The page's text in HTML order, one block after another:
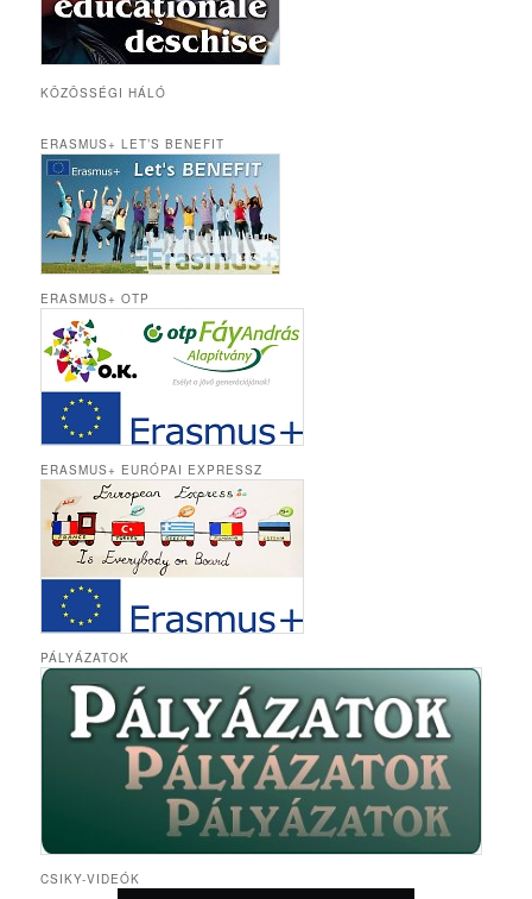
KÖZÖSSÉGI HÁLÓ
ERASMUS+ LET’S BENEFIT
ERASMUS+ OTP
ERASMUS+ EURÓPAI EXPRESSZ
PÁLYÁZATOK
CSIKY-VIDEÓK